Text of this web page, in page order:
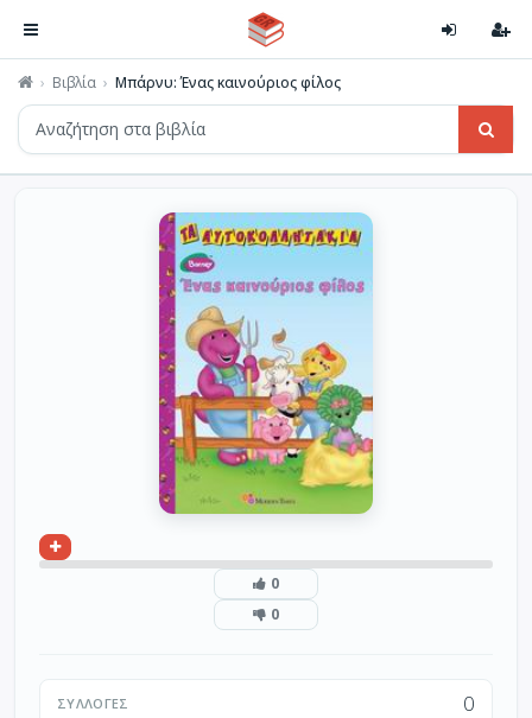
Βιβλία Μπάρνυ: Ένας καινούριος φίλος
0
0
ΣΥΛΛΟΓΈΣ 0